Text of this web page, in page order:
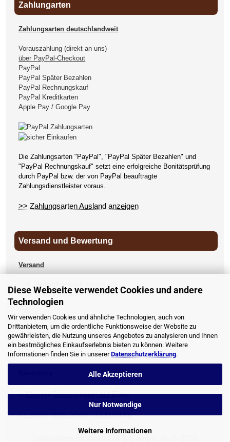
Diese Webseite verwendet Cookies und andere
Technologien
Wir verwenden Cookies und ähnliche Technologien, auch von
Drittanbietern, um die ordentliche Funktionsweise der Website zu
gewährleisten, die Nutzung unseres Angebotes zu analysieren und Ihnen
ein bestmögliches Einkaufserlebnis bieten zu können. Weitere
Informationen finden Sie in unsererDatenschutzerklärung.
Alle Akzeptieren
Nur Notwendige
Weitere Informationen
Zahlungarten
Zahlungsarten deutschlandweit
Vorauszahlung (direkt an uns)
über PayPal-Checkout
PayPal
PayPal Später Bezahlen
PayPal Rechnungskauf
PayPal Kreditkarten
Apple Pay / Google Pay
Die Zahlungsarten "PayPal", "PayPal Später Bezahlen" und
"PayPal Rechnungskauf" setzt eine erfolgreiche Bonitätsprüfung
durch PayPal bzw. der von PayPal beauftragte
Zahlungsdienstleister voraus.
>> Zahlungsarten Ausland anzeigen
Versand und Bewertung
Versand
DHL (deutschlandweit kostenlos)
DPD (deutschlandweit kostenlos)
UPS
andere Länder
>> Versandkosten anzeigen
>> unser ebay-Shop - 1a-humidor